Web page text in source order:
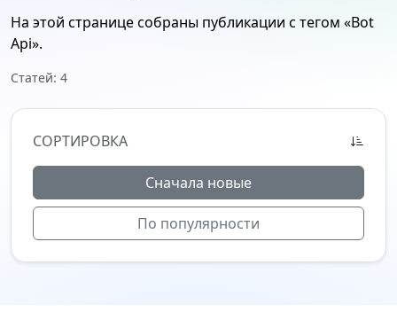
На этой странице собраны публикации с тегом «Bot
Api».
Статей: 4
СОРТИРОВКА
Сначала новые
По популярности